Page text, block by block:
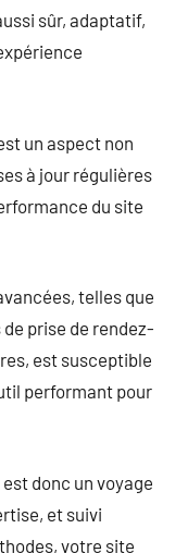
sûr, adaptatif,
un aspect non
à jour régulières
du site
telles que
prise de rendez-
est susceptible
performant pour
donc un voyage
et suivi
votre site